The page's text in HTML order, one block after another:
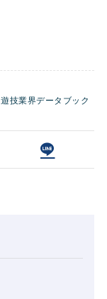
遊技業界データブック